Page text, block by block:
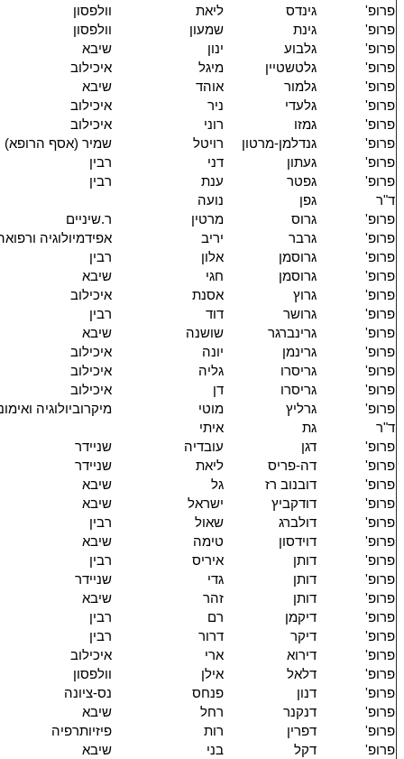
פרופ'
גינדס ליאת
וולפסון
פרופ'
גינת שמעון
וולפסון
פרופ'
גלבוע ינון
שיבא
פרופ'
גלטשטיין מיגל
איכילוב
פרופ'
גלמור אוהד
שיבא
פרופ'
גלעדי ניר
איכילוב
פרופ'
גמזו רוני
איכילוב
פרופ'
גנדלמן-מרטון רויטל
שמיר (אסף הרופא)
פרופ'
געתון דני
רבין
פרופ'
גפטר ענת
רבין
ד"ר
גפן
נועה
פרופ'
גרוס מרטין
ר.שיניים
פרופ'
גרבר יריב
אפידמיולוגיה
פרופ'
גרוסמן אלון
רבין
פרופ'
גרוסמן חגי
שיבא
פרופ'
גרוץ אסנת
איכילוב
פרופ'
גרושר דוד
רבין
פרופ'
גרינברגר שושנה
שיבא
פרופ'
גרינמן יונה
איכילוב
פרופ'
גריסרו גליה
איכילוב
פרופ'
גריסרו דן
איכילוב
פרופ'
גרליץ מוטי
מיקרוביולוגיה
ד"ר
גת
איתי
פרופ'
דגן עובדיה
שניידר
פרופ'
דה-פריס ליאת
שניידר
פרופ'
דובנוב רז גל
שיבא
פרופ'
דודקביץ ישראל
שיבא
פרופ'
דולברג שאול
רבין
פרופ'
דוידסון טימה
שיבא
פרופ'
דותן איריס
רבין
פרופ'
דותן גדי
שניידר
פרופ'
דותן זהר
שיבא
פרופ'
דיקמן רם
רבין
פרופ'
דיקר דרור
רבין
פרופ'
דירוא ארי
איכילוב
פרופ'
דלאל אילן
וולפסון
פרופ'
דנון פנחס
נס-ציונה
פרופ'
דנקנר רחל
שיבא
פרופ'
דפרין רות
פיזיותרפיה
פרופ'
דקל בני
שיבא